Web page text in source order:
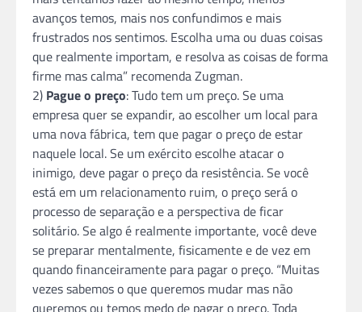
avanços temos, mais nos confundimos e mais
frustrados nos sentimos. Escolha uma ou duas coisas
que realmente importam, e resolva as coisas de forma
firme mas calma” recomenda Zugman.
2) Pague o preço: Tudo tem um preço. Se uma
empresa quer se expandir, ao escolher um local para
uma nova fábrica, tem que pagar o preço de estar
naquele local. Se um exército escolhe atacar o
inimigo, deve pagar o preço da resistência. Se você
está em um relacionamento ruim, o preço será o
processo de separação e a perspectiva de ficar
solitário. Se algo é realmente importante, você deve
se preparar mentalmente, fisicamente e de vez em
quando financeiramente para pagar o preço. “Muitas
vezes sabemos o que queremos mudar mas não
queremos ou temos medo de pagar o preço. Toda